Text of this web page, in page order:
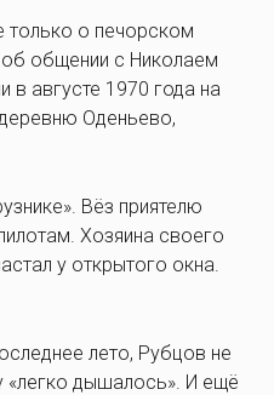
только о печорском
общении с Николаем
в августе 1970 года на
Оденьево,
Вёз приятелю
Хозяина своего
у открытого окна.
лето, Рубцов не
«легко дышалось». И ещё